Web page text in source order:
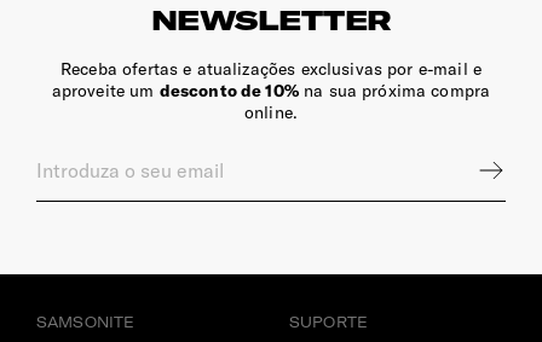
NEWSLETTER
Receba ofertas e atualizações exclusivas por e-mail e
aproveite um desconto de 10%na sua próxima compra
online.
SAMSONITE SUPORTE